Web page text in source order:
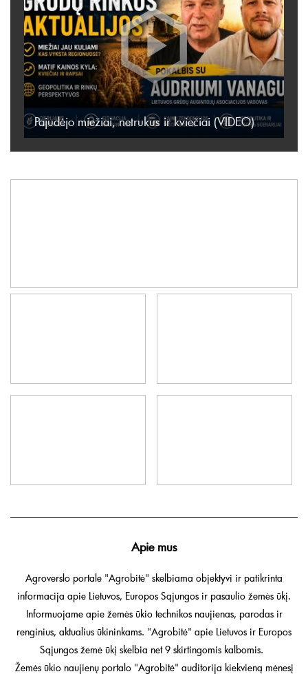
Pajudėjo miežiai, netrukus ir kviečiai (VIDEO)
Apie mus
Agroverslo portale "Agrobitė" skelbiama objektyvi ir patikrinta
informacija apie Lietuvos, Europos Sąjungos ir pasaulio žemės ūkį.
Informuojame apie žemės ūkio technikos naujienas, parodas ir
renginius, aktualius ūkininkams. "Agrobitė" apie Lietuvos ir Europos
Sąjungos žemė ūkį skelbia net 9 skirtingomis kalbomis.
Žemės ūkio naujienų portalo "Agrobitė" auditorija kiekvieną mėnesį